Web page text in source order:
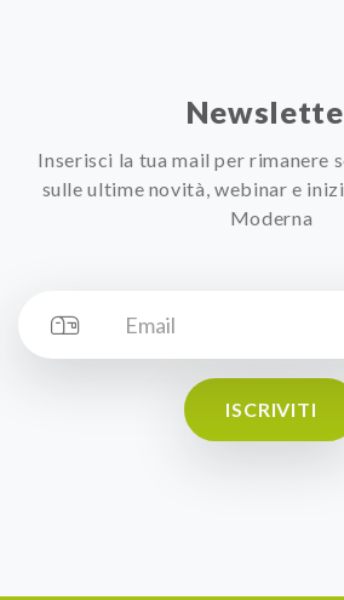
Inserisci la tua mail per rimanere
sulle ultime novità, webinar e
Moderna
ISCRIVITI